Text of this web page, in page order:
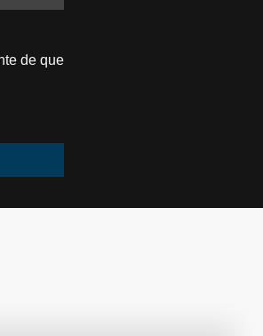
de que